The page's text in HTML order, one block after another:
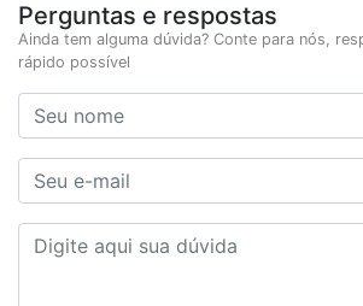
Perguntas e respostas
Ainda tem alguma dúvida? Conte para nós,
rápido possível